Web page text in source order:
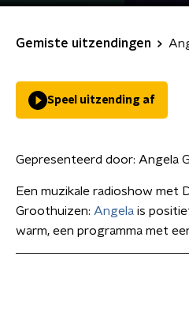
Gemiste uitzendingen
Speel uitzending af
Gepresenteerd door: Angela
Een muzikale radioshow met
Groothuizen: Angela is
warm, een programma met